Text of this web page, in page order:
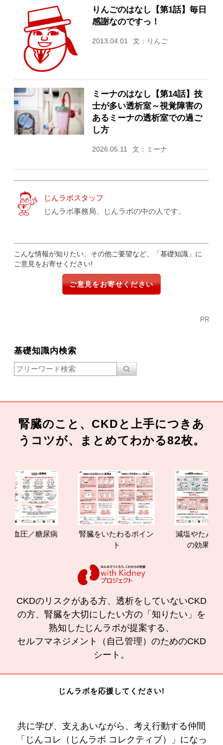
りんごのはなし【第1話】毎日
感謝なのですっ！
2013.04.01 文：りんご
ミーナのはなし【第14話】技
士が多い透析室～視覚障害の
あるミーナの透析室での過ご
し方
2026.05.11 文：ミーナ
じんラボスタッフ
じんラボ事務局、じんラボの中の人です。
こんな情報が知りたい、その他ご要望など、「基礎知識」に
ご意見をお寄せください!
ご意見をお寄せください
PR
基礎知識内検索
腎臓のこと、CKDと上手につきあ
うコツが、まとめてわかる82枚。
／糖尿病
腎臓をいたわるポイン
減塩やたんぱく質管
の効果と重要性
CKDのリスクがある方、透析をしていないCKD
の方、腎臓を大切にしたい方の「知りたい」を
熟知したじんラボが提案する、
セルフマネジメント（自己管理）のためのCKD
シート。
じんラボを応援してください!
共に学び、支えあいながら、考え行動する仲間
「じんコレ（じんラボ コレクティブ）」になっ